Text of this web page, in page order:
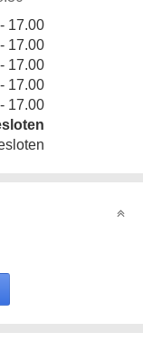
17.00
17.00
17.00
17.00
17.00